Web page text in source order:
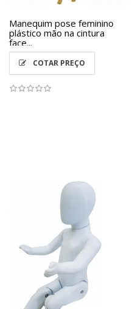
Manequim pose feminino
plástico mão na cintura
face...
COTAR PREÇO